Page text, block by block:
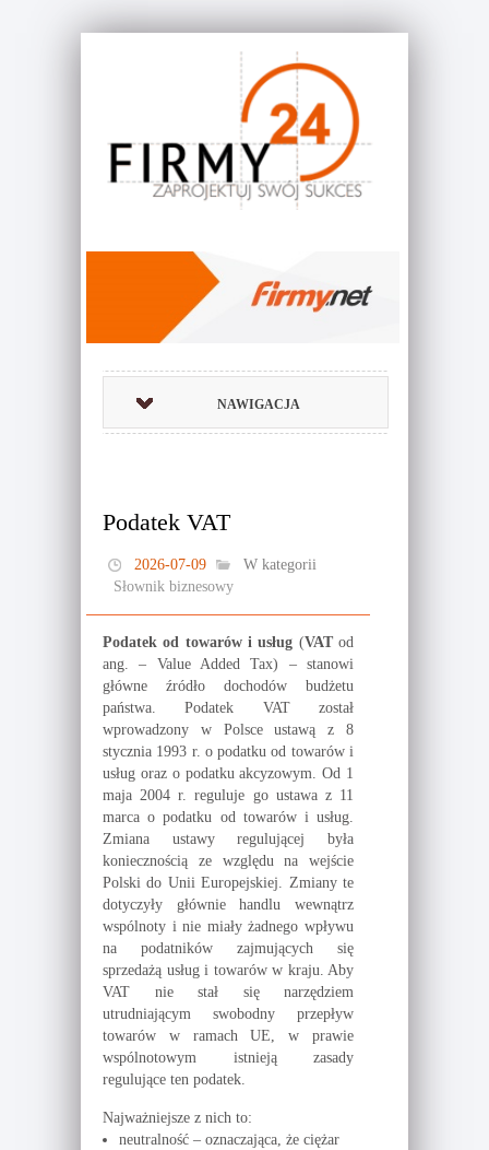
NAWIGACJA
Podatek VAT
2026-07-09
W kategorii
Słownik biznesowy
Podatek od towarów i usług (VATod
ang. – Value Added Tax) – stanowi
główne źródło dochodów budżetu
państwa. Podatek VAT został
wprowadzony w Polsce ustawą z 8
stycznia 1993 r. o podatku od towarów i
usług oraz o podatku akcyzowym. Od 1
maja 2004 r. reguluje go ustawa z 11
marca o podatku od towarów i usług.
Zmiana ustawy regulującej była
koniecznością ze względu na wejście
Polski do Unii Europejskiej. Zmiany te
dotyczyły głównie handlu wewnątrz
wspólnoty i nie miały żadnego wpływu
na podatników zajmujących się
sprzedażą usług i towarów w kraju. Aby
VAT nie stał się narzędziem
utrudniającym swobodny przepływ
towarów w ramach UE, w prawie
wspólnotowym istnieją zasady
regulujące ten podatek.
Najważniejsze z nich to:
neutralność – oznaczająca, że ciężar